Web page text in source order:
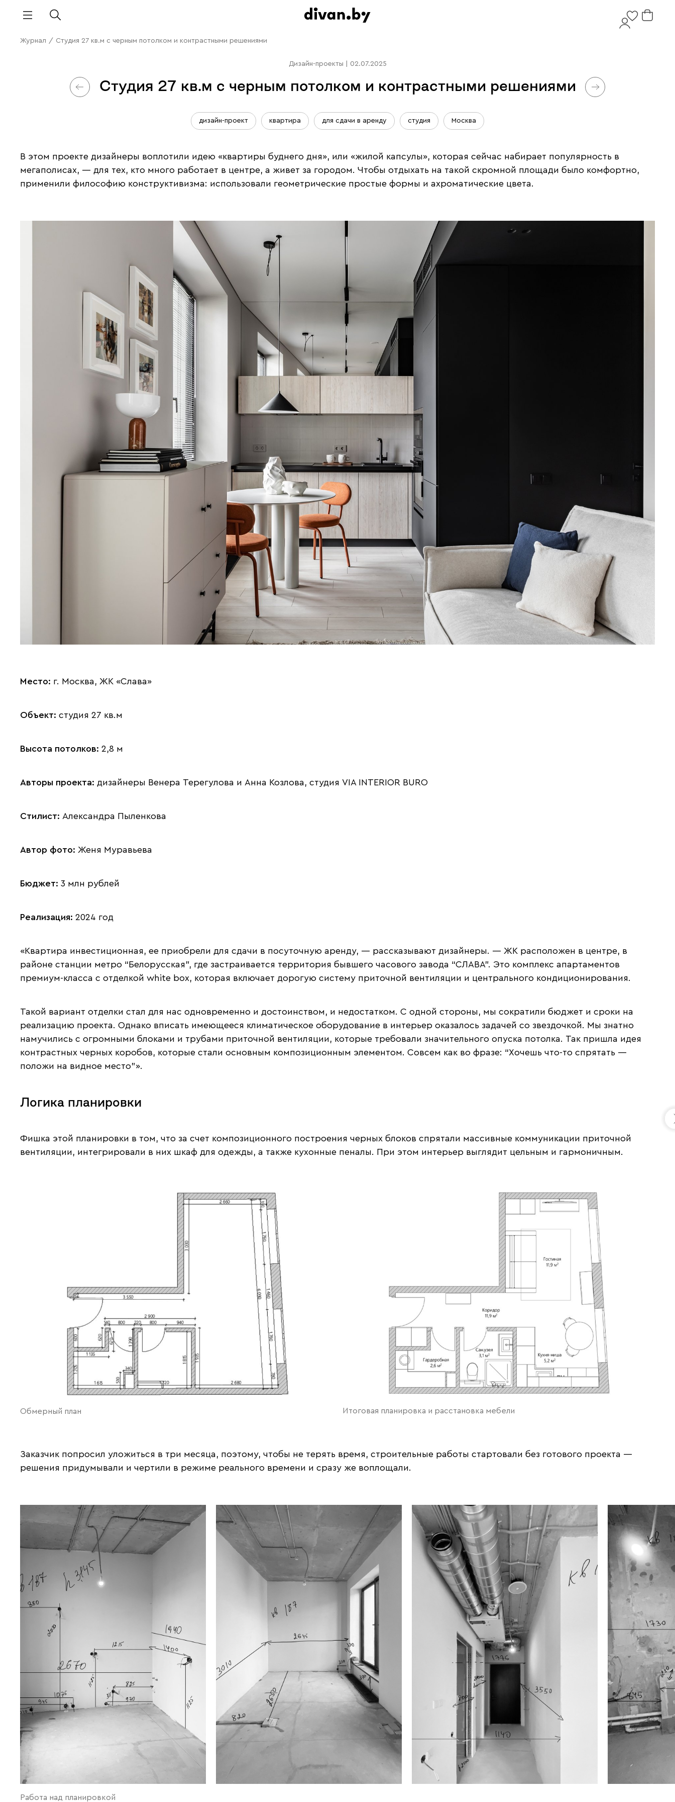
Журнал / Студия 27 кв.м с черным потолком и контрастными решениями
Дизайн-проекты 02.07.2025
Студия 27 кв.м с черным потолком и контрастными решениями
дизайн-проект квартира для сдачи в аренду студия Москва
В этом проекте дизайнеры воплотили идею «квартиры буднего дня», или «жилой капсулы», которая сейчас набирает популярность в
мегаполисах, — для тех, кто много работает в центре, а живет за городом. Чтобы отдыхать на такой скромной площади было комфортно,
применили философию конструктивизма: использовали геометрические простые формы и ахроматические цвета.
Место: г. Москва, ЖК «Слава»
Объект: студия 27 кв.м
Высота потолков: 2,8 м
Авторы проекта: дизайнеры Венера Терегулова и Анна Козлова, студия VIA INTERIOR BURO
Стилист: Александра Пыленкова
Автор фото: Женя Муравьева
Бюджет: 3 млн рублей
Реализация: 2024 год
«Квартира инвестиционная, ее приобрели для сдачи в посуточную аренду, — рассказывают дизайнеры. — ЖК расположен в центре, в
районе станции метро “Белорусская”, где застраивается территория бывшего часового завода “СЛАВА”. Это комплекс апартаментов
премиум-класса с отделкой white box, которая включает дорогую систему приточной вентиляции и центрального кондиционирования.
Такой вариант отделки стал для нас одновременно и достоинством, и недостатком. С одной стороны, мы сократили бюджет и сроки на
реализацию проекта. Однако вписать имеющееся климатическое оборудование в интерьер оказалось задачей со звездочкой. Мы знатно
намучились с огромными блоками и трубами приточной вентиляции, которые требовали значительного опуска потолка. Так пришла идея
контрастных черных коробов, которые стали основным композиционным элементом. Совсем как во фразе: “Хочешь что-то спрятать —
положи на видное место”».
Логика планировки
Фишка этой планировки в том, что за счет композиционного построения черных блоков спрятали массивные коммуникации приточной
вентиляции, интегрировали в них шкаф для одежды, а также кухонные пеналы. При этом интерьер выглядит цельным и гармоничным.
Обмерный план Итоговая планировка и расстановка мебели
Заказчик попросил уложиться в три месяца, поэтому, чтобы не терять время, строительные работы стартовали без готового проекта —
решения придумывали и чертили в режиме реального времени и сразу же воплощали.
Работа над планировкой